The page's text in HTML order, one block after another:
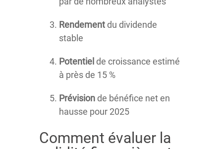
Rendement du dividende
stable
Potentiel de croissance estimé
à près de 15 %
Prévision de bénéfice net en
hausse pour 2025
Comment évaluer la